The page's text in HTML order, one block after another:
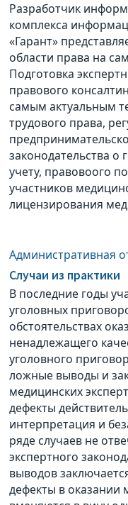
Разработчик
комплекса
«Гарант»
области права на
Подготовка
правового
самым актуальным
трудового права,
законодательства о
учету, правовоого
участников
лицензирования
Административная
Cлучаи из практики
В последние годы
уголовных
обстоятельствах
ненадлежащего
уголовного
ложные выводы и
медицинских
дефекты
интерпретация и
ряде случаев не
экспертного
выводов
дефекты в